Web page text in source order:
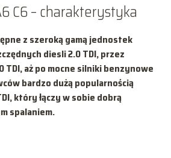
C6 – charakterystyka
z szeroką gamą jednostek
diesli 2.0 TDI, przez
TDI, aż po mocne silniki benzynowe
bardzo dużą popularnością
, który łączy w sobie dobrą
spalaniem.